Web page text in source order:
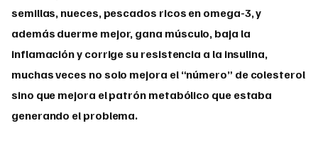
semillas, nueces, pescados ricos en omega-3, y
además duerme mejor, gana músculo, baja la
inflamación y corrige su resistencia a la insulina,
muchas veces no solo mejora el “número” de colesterol
sino que mejora el patrón metabólico que estaba
generando el problema.